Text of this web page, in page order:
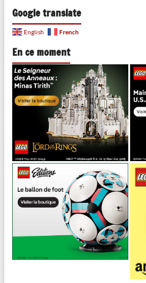
Google translate
English French
En ce moment